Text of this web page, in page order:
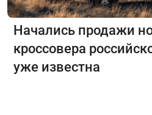
Начались продажи
кроссовера
уже известна